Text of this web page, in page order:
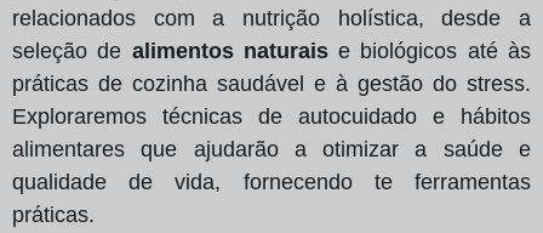
relacionados com a nutrição holística, desde a
seleção de alimentos naturaise biológicos até às
práticas de cozinha saudável e à gestão do stress.
Exploraremos técnicas de autocuidado e hábitos
alimentares que ajudarão a otimizar a saúde e
qualidade de vida, fornecendo te ferramentas
práticas.